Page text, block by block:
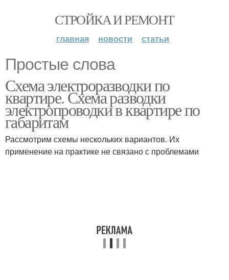
СТРОЙКА И РЕМОНТ
главная новости статьи
Простые слова
Схема электроразводки по
квартире. Схема разводки
электропроводки в квартире по
габаритам
Рассмотрим схемы нескольких вариантов. Их
применение на практике не связано с проблемами